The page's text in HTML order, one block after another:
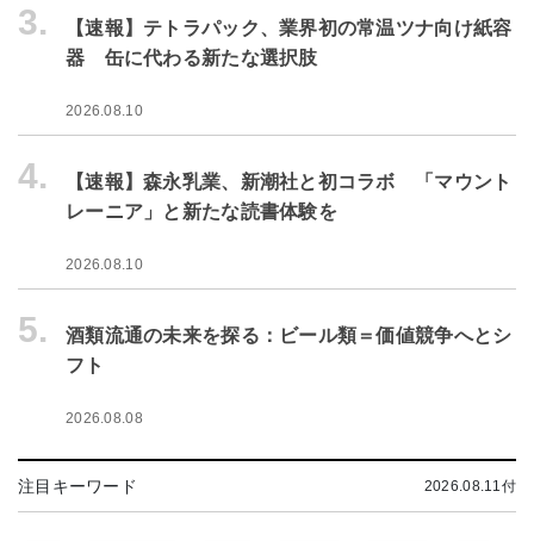
3.
【速報】テトラパック、業界初の常温ツナ向け紙容
器 缶に代わる新たな選択肢
2026.08.10
4.
【速報】森永乳業、新潮社と初コラボ 「マウント
レーニア」と新たな読書体験を
2026.08.10
5.
酒類流通の未来を探る：ビール類＝価値競争へとシ
フト
2026.08.08
注目キーワード 2026.08.11付